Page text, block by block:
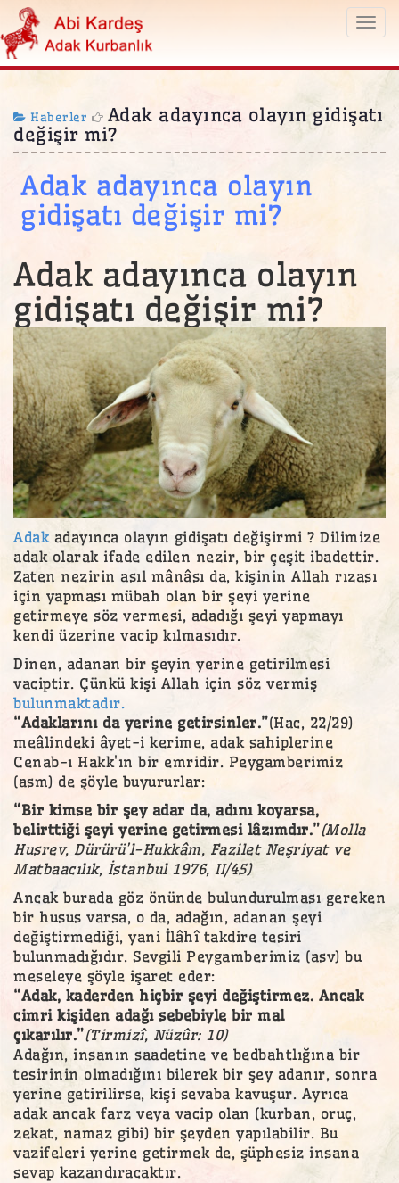
Haberler
Adak adayınca olayın gidişatı
değişir mi?
Adak adayınca olayın
gidişatı değişir mi?
Adak adayınca olayın
gidişatı değişir mi?
Adak adayınca olayın gidişatı değişirmi ? Dilimize
adak olarak ifade edilen nezir, bir çeşit ibadettir.
Zaten nezirin asıl mânâsı da, kişinin Allah rızası
için yapması mübah olan bir şeyi yerine
getirmeye söz vermesi, adadığı şeyi yapmayı
kendi üzerine vacip kılmasıdır.
Dinen, adanan bir şeyin yerine getirilmesi
vaciptir. Çünkü kişi Allah için söz vermiş
bulunmaktadır.
“Adaklarını da yerine getirsinler.”(Hac, 22/29)
meâlindeki âyet-i kerime, adak sahiplerine
Cenab-ı Hakk'ın bir emridir. Peygamberimiz
(asm) de şöyle buyururlar:
“Bir kimse bir şey adar da, adını koyarsa,
belirttiği şeyi yerine getirmesi lâzımdır.”(Molla
Husrev, Dürürü’l-Hukkâm, Fazilet Neşriyat ve
Matbaacılık, İstanbul 1976, II/45)
Ancak burada göz önünde bulundurulması gereken
bir husus varsa, o da, adağın, adanan şeyi
değiştirmediği, yani İlâhî takdire tesiri
bulunmadığıdır. Sevgili Peygamberimiz (asv) bu
meseleye şöyle işaret eder:
“Adak, kaderden hiçbir şeyi değiştirmez. Ancak
cimri kişiden adağı sebebiyle bir mal
çıkarılır.”(Tirmizî, Nüzûr: 10)
Adağın, insanın saadetine ve bedbahtlığına bir
tesirinin olmadığını bilerek bir şey adanır, sonra
yerine getirilirse, kişi sevaba kavuşur. Ayrıca
adak ancak farz veya vacip olan (kurban, oruç,
zekat, namaz gibi) bir şeyden yapılabilir. Bu
vazifeleri yerine getirmek de, şüphesiz insana
sevap kazandıracaktır.